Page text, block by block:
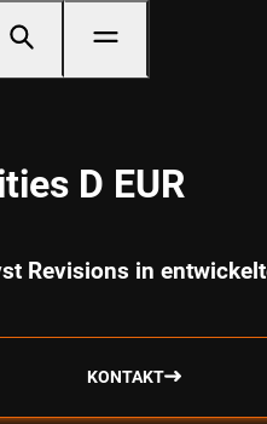
D EUR
Revisions in
KONTAKT